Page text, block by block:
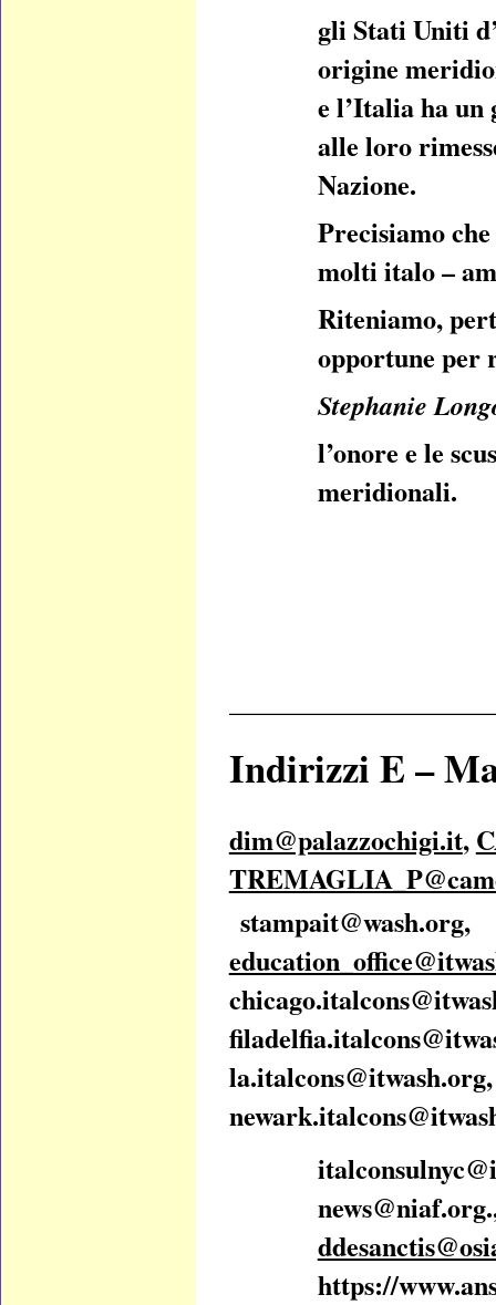
gli Stati Uniti
origine
e l’Italia ha un
alle loro
Nazione.
Precisiamo
molti italo –
Riteniamo,
opportune per
Stephanie
l’onore e le
meridionali.
Indirizzi E –
dim@palazzochigi.it,
la.italcons@itwash.org,
news@niaf.org
https://